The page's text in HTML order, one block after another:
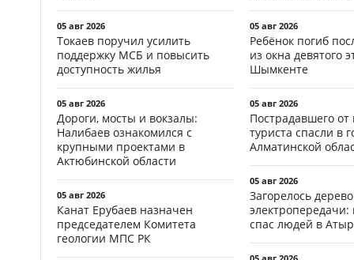
05 авг 2026
Токаев поручил усилить
поддержку МСБ и повысить
доступность жилья
05 авг 2026
Дороги, мосты и вокзалы:
Налибаев ознакомился с
крупными проектами в
Актюбинской области
05 авг 2026
Канат Ерубаев назначен
председателем Комитета
геологии МПС РК
05 авг 2026
Ребёнок погиб
из окна девятого
Шымкенте
05 авг 2026
Пострадавшего от
туриста спасли в
Алматинской
05 авг 2026
Загорелось
спас людей в